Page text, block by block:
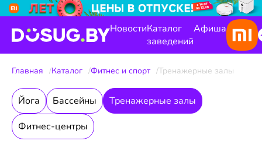
НовостиКаталог
заведений
Афиша
Главная Каталог Фитнес и спорт Тренажерные залы
Йога Бассейны
Тренажерные залы
Фитнес-центры